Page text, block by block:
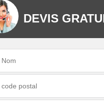
Peinture sur tuiles
DEVIS